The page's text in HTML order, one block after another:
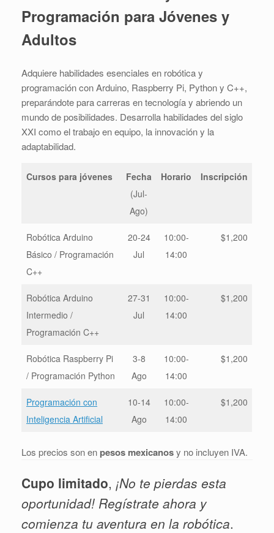
Programación para Jóvenes y
Adultos
Adquiere habilidades esenciales en robótica y
programación con Arduino, Raspberry Pi, Python y C++,
preparándote para carreras en tecnología y abriendo un
mundo de posibilidades. Desarrolla habilidades del siglo
XXI como el trabajo en equipo, la innovación y la
adaptabilidad.
Cursos para jóvenes
Fecha
(Jul-
Ago)
Horario Inscripción
Robótica Arduino
Básico / Programación
C++
20-24
Jul
10:00-
14:00
$1,200
Robótica Arduino
Intermedio /
Programación C++
27-31
Jul
10:00-
14:00
$1,200
Robótica Raspberry Pi
/ Programación Python
3-8
Ago
10:00-
14:00
$1,200
Programación con
Inteligencia Artificial
10-14
Ago
10:00-
14:00
$1,200
Los precios son en pesos mexicanosy no incluyen IVA.
Cupo limitado, ¡No te pierdas esta
oportunidad! Regístrate ahora y
comienza tu aventura en la robótica.